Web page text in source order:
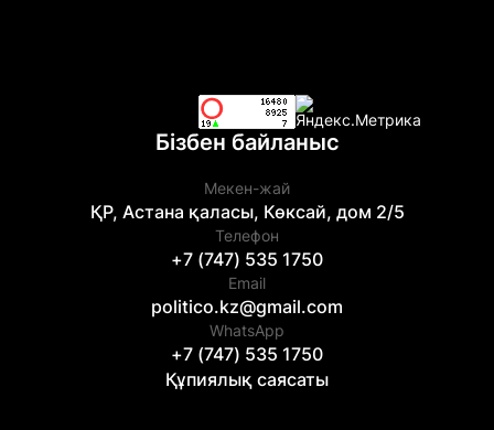
Бізбен байланыс
Мекен-жай
ҚР, Астана қаласы, Көксай, дом 2/5
Телефон
+7 (747) 535 1750
Email
politico.kz@gmail.com
WhatsApp
+7 (747) 535 1750
Құпиялық саясаты